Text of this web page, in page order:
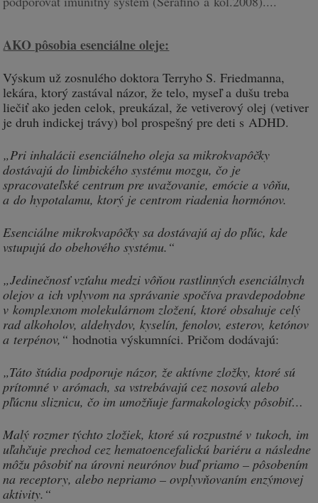
AKO pôsobia esenciálne oleje:
Výskum už zosnulého doktora Terryho S. Friedmanna,
lekára, ktorý zastával názor, že telo, myseľ a dušu treba
liečiť ako jeden celok, preukázal, že vetiverový olej (vetiver
je druh indickej trávy) bol prospešný pre deti s ADHD.
„Pri inhalácii esenciálneho oleja sa mikrokvapôčky
dostávajú do limbického systému mozgu, čo je
spracovateľské centrum pre uvažovanie, emócie a vôňu,
a do hypotalamu, ktorý je centrom riadenia hormónov.
Esenciálne mikrokvapôčky sa dostávajú aj do pľúc, kde
vstupujú do obehového systému.“
„Jedinečnosť vzťahu medzi vôňou rastlinných esenciálnych
olejov a ich vplyvom na správanie spočíva pravdepodobne
v komplexnom molekulárnom zložení, ktoré obsahuje celý
rad alkoholov, aldehydov, kyselín, fenolov, esterov, ketónov
a terpénov,“ hodnotia výskumníci. Pričom dodávajú:
„Táto štúdia podporuje názor, že aktívne zložky, ktoré sú
prítomné v arómach, sa vstrebávajú cez nosovú alebo
pľúcnu sliznicu, čo im umožňuje farmakologicky pôsobiť…
Malý rozmer týchto zložiek, ktoré sú rozpustné v tukoch, im
uľahčuje prechod cez hematoencefalickú bariéru a následne
môžu pôsobiť na úrovni neurónov buď priamo – pôsobením
na receptory, alebo nepriamo – ovplyvňovaním enzýmovej
aktivity.“